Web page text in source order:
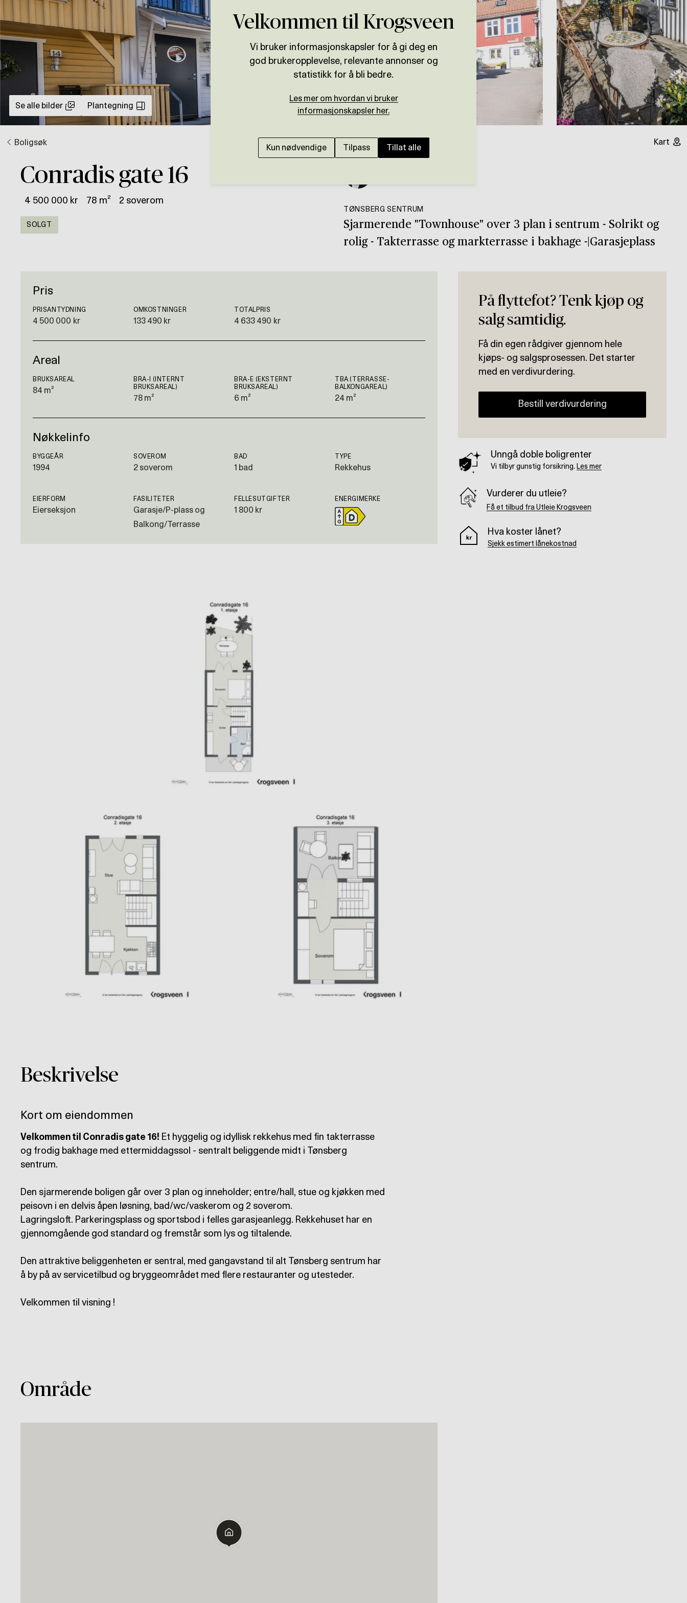
Se alle bilder Plantegning
Boligsøk Kart
Conradis gate 16
4 500 000 kr 78 m² 2 soverom
SOLGT
TØNSBERG SENTRUM
Sjarmerende "Townhouse" over 3 plan i sentrum - Solrikt og
rolig - Takterrasse og markterrasse i bakhage -|Garasjeplass
Pris
PRISANTYDNING
4 500 000 kr
OMKOSTNINGER
133 490 kr
TOTALPRIS
4 633 490 kr
Areal
BRUKSAREAL
84 m²
BRA-I (INTERNT
BRUKSAREAL)
78 m²
BRA-E (EKSTERNT
BRUKSAREAL)
6 m²
TBA (TERRASSE-
BALKONGAREAL)
24 m²
Nøkkelinfo
BYGGEÅR
1994
SOVEROM
2 soverom
BAD
1 bad
TYPE
Rekkehus
EIERFORM
Eierseksjon
FASILITETER
Garasje/P-plass og
Balkong/Terrasse
FELLESUTGIFTER
1 800 kr
ENERGIMERKE
Beskrivelse
Kort om eiendommen
Velkommen til Conradis gate 16! Et hyggelig og idyllisk rekkehus med fin takterrasse
og frodig bakhage med ettermiddagssol - sentralt beliggende midt i Tønsberg
sentrum.
Den sjarmerende boligen går over 3 plan og inneholder; entre/hall, stue og kjøkken med
peisovn i en delvis åpen løsning, bad/wc/vaskerom og 2 soverom.
Lagringsloft. Parkeringsplass og sportsbod i felles garasjeanlegg. Rekkehuset har en
gjennomgående god standard og fremstår som lys og tiltalende.
Den attraktive beliggenheten er sentral, med gangavstand til alt Tønsberg sentrum har
å by på av servicetilbud og bryggeområdet med flere restauranter og utesteder.
Velkommen til visning !
Område
På flyttefot? Tenk kjøp og
salg samtidig.
Få din egen rådgiver gjennom hele
kjøps- og salgsprosessen. Det starter
med en verdivurdering.
Bestill verdivurdering
Unngå doble boligrenter
Vi tilbyr gunstig forsikring. Les mer
Vurderer du utleie?
Få et tilbud fra Utleie Krogsveen
Hva koster lånet?
Sjekk estimert lånekostnad
Velkommen til Krogsveen
Vi bruker informasjonskapsler for å gi deg en
god brukeropplevelse, relevante annonser og
statistikk for å bli bedre.
Les mer om hvordan vi bruker
informasjonskapsler her.
Kun nødvendige Tilpass Tillat alle